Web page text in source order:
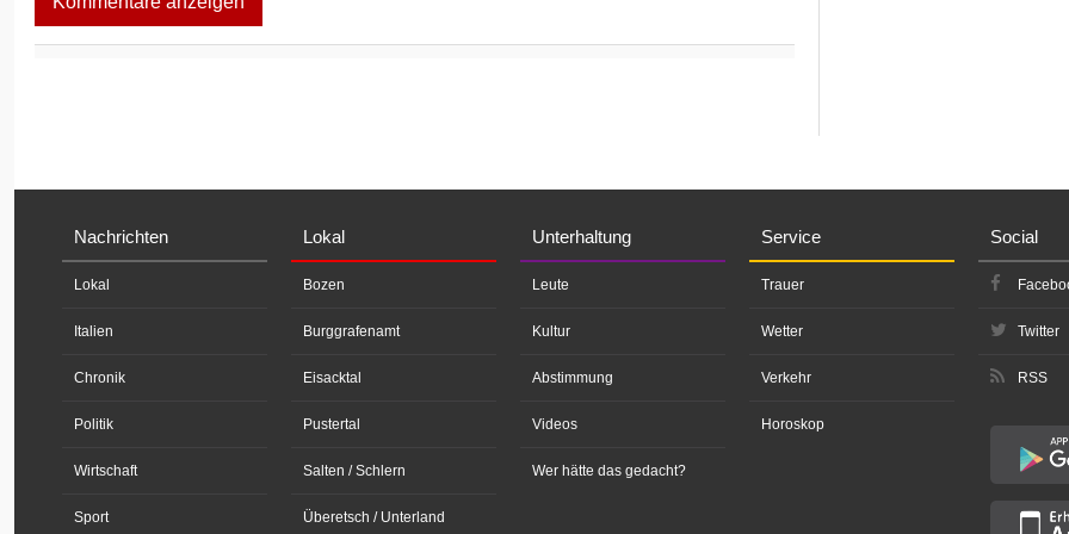
Nachrichten
Lokal
Italien
Chronik
Politik
Wirtschaft
Sport
Lokal
Bozen
Burggrafenamt
Eisacktal
Pustertal
Salten / Schlern
Überetsch / Unterland
Unterhaltung
Leute
Kultur
Abstimmung
Videos
Wer hätte das gedacht?
Service
Trauer
Wetter
Verkehr
Horoskop
Social
Twitter
RSS